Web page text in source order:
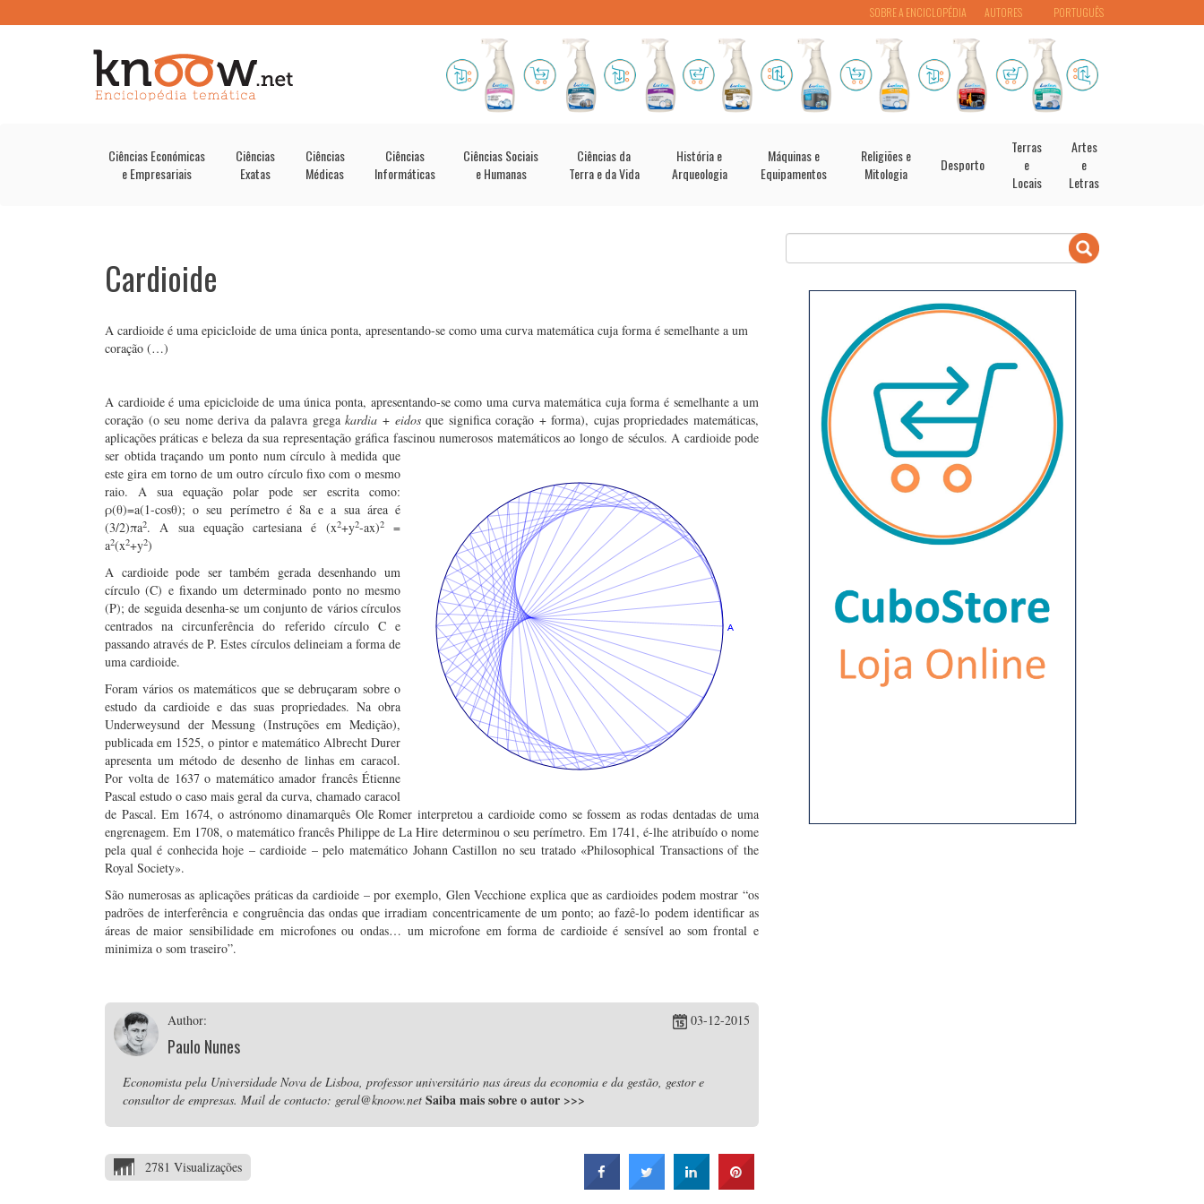
PORTUGUÊS
SOBRE A ENCICLOPÉDIA AUTORES
Ciências Económicas
e Empresariais
Ciências
Exatas
Ciências
Médicas
Ciências
Informáticas
Ciências Sociais
e Humanas
Ciências da
Terra e da Vida
História e
Arqueologia
Máquinas e
Equipamentos
Religiões e
Mitologia
Desporto
Terras
e
Locais
Artes
e
Letras
Cardioide
A cardioide é uma epicicloide de uma única ponta, apresentando-se como uma curva matemática cuja forma é semelhante a um
coração (…)
A cardioide é uma epicicloide de uma única ponta, apresentando-se como uma curva matemática cuja forma é semelhante a um
coração (o seu nome deriva da palavra gregakardia + eidosque significa coração + forma), cujas propriedades matemáticas,
aplicações práticas e beleza da sua representação gráfica fascinou numerosos matemáticos ao longo de séculos. A cardioide pode
ser obtida traçando um ponto num círculo à medida que
este gira em torno de um outro círculo fixo com o mesmo
raio. A sua equação polar pode ser escrita como:
ρ(θ)=a(1-cosθ); o seu perímetro é 8a e a sua área é
(3/2)πa2. A sua equação cartesiana é (x2+y2-ax)2=
a2(x2+y2)
A cardioide pode ser também gerada desenhando um
círculo (C) e fixando um determinado ponto no mesmo
(P); de seguida desenha-se um conjunto de vários círculos
centrados na circunferência do referido círculo C e
passando através de P. Estes círculos delineiam a forma de
uma cardioide.
Foram vários os matemáticos que se debruçaram sobre o
estudo da cardioide e das suas propriedades. Na obra
Underweysund der Messung (Instruções em Medição),
publicada em 1525, o pintor e matemático Albrecht Durer
apresenta um método de desenho de linhas em caracol.
Por volta de 1637 o matemático amador francês Étienne
Pascal estudo o caso mais geral da curva, chamado caracol
de Pascal. Em 1674, o astrónomo dinamarquês Ole Romer interpretou a cardioide como se fossem as rodas dentadas de uma
engrenagem. Em 1708, o matemático francês Philippe de La Hire determinou o seu perímetro. Em 1741, é-lhe atribuído o nome
pela qual é conhecida hoje – cardioide – pelo matemático Johann Castillon no seu tratado «Philosophical Transactions of the
Royal Society».
São numerosas as aplicações práticas da cardioide – por exemplo, Glen Vecchione explica que as cardioides podem mostrar “os
padrões de interferência e congruência das ondas que irradiam concentricamente de um ponto; ao fazê-lo podem identificar as
áreas de maior sensibilidade em microfones ou ondas… um microfone em forma de cardioide é sensível ao som frontal e
minimiza o som traseiro”.
Author:
Paulo Nunes
03-12-2015
Economista pela Universidade Nova de Lisboa, professor universitário nas áreas da economia e da gestão, gestor e
consultor de empresas. Mail de contacto: geral@knoow.net Saiba mais sobre o autor >>>
2781 Visualizações